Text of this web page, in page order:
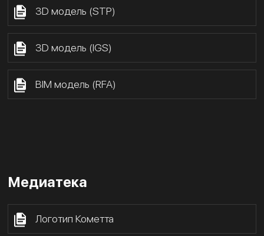
3D модель (STP)
3D модель (IGS)
BIM модель (RFA)
Медиатека
Логотип Кометта